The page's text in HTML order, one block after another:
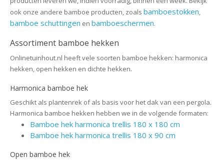
ook onze andere bamboe producten, zoals bamboestokken,
bamboe schuttingen en bamboeschermen.
Assortiment bamboe hekken
Onlinetuinhout.nl heeft vele soorten bamboe hekken: harmonica
hekken, open hekken en dichte hekken.
Harmonica bamboe hek
Geschikt als plantenrek of als basis voor het dak van een pergola.
Harmonica bamboe hekken hebben we in de volgende formaten:
Bamboe hek harmonica trellis 180 x 180 cm
Bamboe hek harmonica trellis 180 x 90 cm
Open bamboe hek